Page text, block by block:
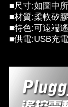
■尺寸:如圖中
■材質:柔軟矽膠
■特色:可遠端
■供電:USB充電